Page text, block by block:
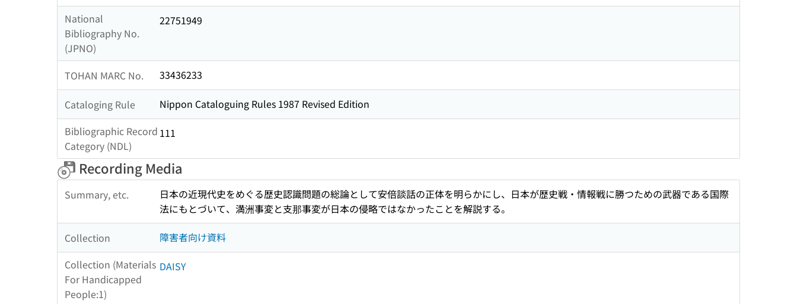
National
Bibliography No.
(JPNO)
22751949
TOHAN MARC No. 33436233
Cataloging Rule
Nippon Cataloguing Rules 1987 Revised Edition
Bibliographic Record
Category (NDL)
111
Recording Media
Summary, etc.
日本の近現代史をめぐる歴史認識問題の総論として安倍談話の正体を明らかにし、日本が歴史戦・情報戦に勝つための武器である国際
法にもとづいて、満洲事変と支那事変が日本の侵略ではなかったことを解説する。
Collection
障害者向け資料
Collection (Materials
For Handicapped
People:1)
DAISY